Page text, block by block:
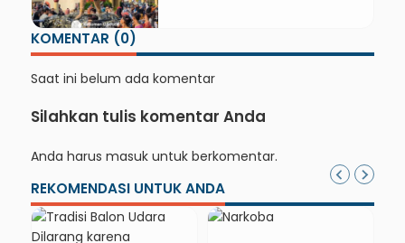
KOMENTAR (0)
Saat ini belum ada komentar
Silahkan tulis komentar Anda
Anda harus masuk untuk berkomentar.
REKOMENDASI UNTUK ANDA